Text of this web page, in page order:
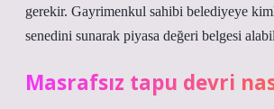
gerekir. Gayrimenkul sahibi belediyeye
senedini sunarak piyasa değeri belgesi
Masrafsız tapu devri